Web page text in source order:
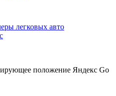
легковых авто
положение Яндекс Go